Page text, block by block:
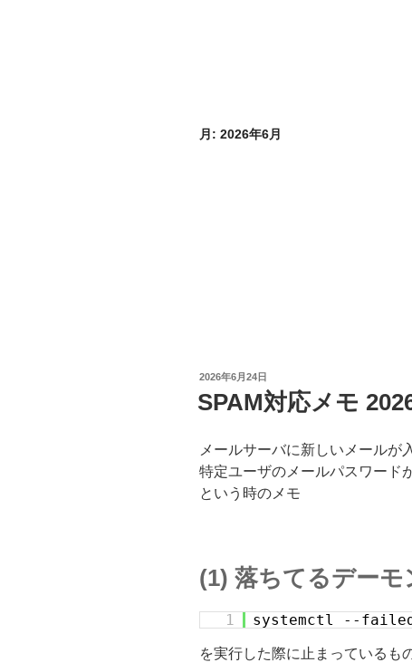
月: 2026年6月
投
日:
2026年6月24日
SPAM対応メモ
メールサーバに新しいメールが
特定ユーザのメールパスワード
という時のメモ
(1) 落ちてるデー
1 systemctl --failed
を実行した際に止まっているも